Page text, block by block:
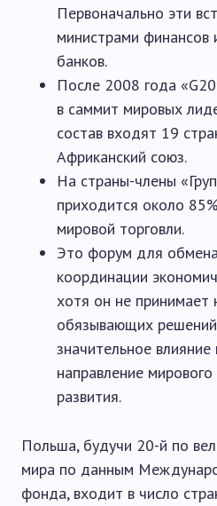
Первоначально эти
министрами финансов
банков.
После 2008 года
в саммит мировых
состав входят 19
Африканский союз.
На страны-члены
приходится около
мировой торговли.
Это форум для
координации
хотя он не принимает
обязывающих
значительное
направление
развития.
Польша, будучи 20-й по
мира по данным
фонда, входит в число